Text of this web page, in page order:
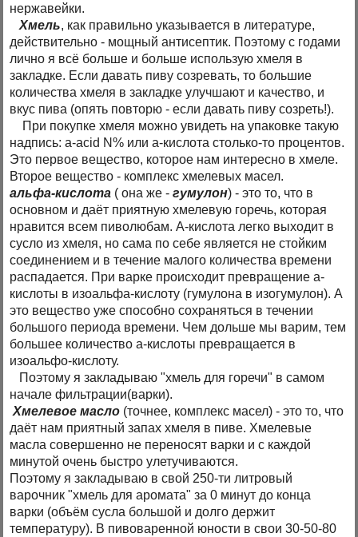
нержавейки.
Хмель, как правильно указывается в литературе,
действительно - мощный антисептик. Поэтому c годами
лично я всё больше и больше использую хмеля в
закладке. Если давать пиву созревать, то большие
количества хмеля в закладке улучшают и качество, и
вкус пива (опять повторю - если давать пиву созреть!).
При покупке хмеля можно увидеть на упаковке такую
надпись: а-acid N% или а-кислота столько-то процентов.
Это первое вещество, которое нам интересно в хмеле.
Второе вещество - комплекс хмелевых масел.
альфа-кислота ( она же -гумулон) - это то, что в
основном и даёт приятную хмелевую горечь, которая
нравится всем пиволюбам. А-кислота легко выходит в
сусло из хмеля, но сама по себе является не стойким
соединением и в течение малого количества времени
распадается. При варке происходит превращение а-
кислоты в изоальфа-кислоту (гумулона в изогумулон). А
это вещество уже способно сохраняться в течении
большого периода времени. Чем дольше мы варим, тем
большее количество а-кислоты превращается в
изоальфо-кислоту.
Поэтому я закладываю "хмель для горечи" в самом
начале фильтрации(варки).
Хмелевое масло (точнее, комплекс масел) - это то, что
даёт нам приятный запах хмеля в пиве. Хмелевые
масла совершенно не переносят варки и с каждой
минутой очень быстро улетучиваются.
Поэтому я закладываю в свой 250-ти литровый
варочник "хмель для аромата" за 0 минут до конца
варки (объём сусла большой и долго держит
температуру). В пивоваренной юности в свои 30-50-80